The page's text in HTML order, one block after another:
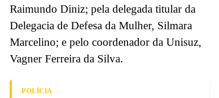
Raimundo Diniz; pela delegada titular da
Delegacia de Defesa da Mulher, Silmara
Marcelino; e pelo coordenador da Unisuz,
Vagner Ferreira da Silva.
POLÍCIA